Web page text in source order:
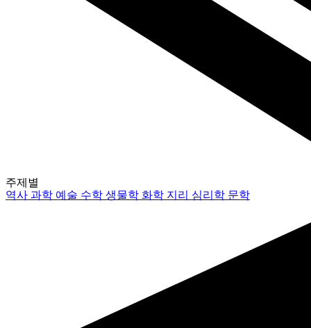
주제별
역사과학 예술 수학생물학 화학 지리 심리학 문학